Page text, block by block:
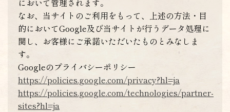
において管理されます。
なお、当サイトのご利用をもって、上述の方法・目
的においてGoogle及び当サイトが行うデータ処理に
関し、お客様にご承諾いただいたものとみなしま
す。
Googleのプライバシーポリシー
https://policies.google.com/privacy?hl=ja
https://policies.google.com/technologies/partner-
sites?hl=ja